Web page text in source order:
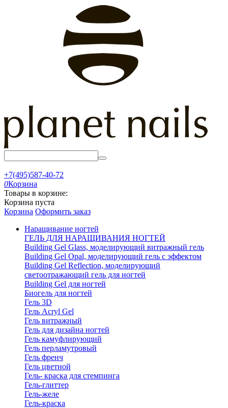
+7(495)587-40-72
0Корзина
Товары в корзине:
Корзина пуста
Корзина Оформить заказ
Наращивание ногтей
ГЕЛЬ ДЛЯ НАРАЩИВАНИЯ НОГТЕЙ
Building Gel Glass, моделирующий витражный гель
Building Gel Opal, моделирующий гель с эффектом
Building Gel Reflection, моделирующий
светоотражающий гель для ногтей
Building Gel для ногтей
Биогель для ногтей
Гель 3D
Гель Acryl Gel
Гель витражный
Гель для дизайна ногтей
Гель камуфлирующий
Гель перламутровый
Гель френч
Гель цветной
Гель- краска для стемпинга
Гель-глиттер
Гель-желе
Гель-краска